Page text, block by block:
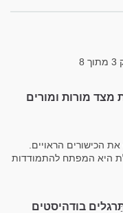
מצד מורות ומורים
הכישורים הראויים.
היא המפתח להתמודדות
בודהיסטים